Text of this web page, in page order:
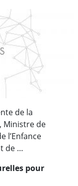
de la
Ministre de
l’Enfance
de …
pour